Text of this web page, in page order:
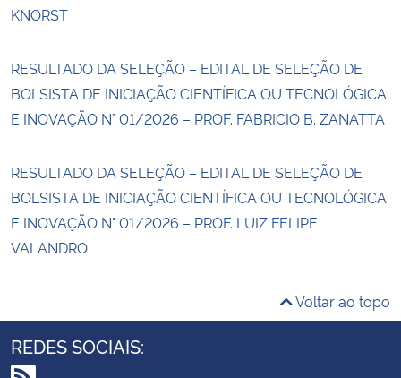
KNORST
RESULTADO DA SELEÇÃO – EDITAL DE SELEÇÃO DE
BOLSISTA DE INICIAÇÃO CIENTÍFICA OU TECNOLÓGICA
E INOVAÇÃO N° 01/2026 – PROF. FABRICIO B. ZANATTA
RESULTADO DA SELEÇÃO – EDITAL DE SELEÇÃO DE
BOLSISTA DE INICIAÇÃO CIENTÍFICA OU TECNOLÓGICA
E INOVAÇÃO N° 01/2026 – PROF. LUIZ FELIPE
VALANDRO
Voltar ao topo
REDES SOCIAIS: